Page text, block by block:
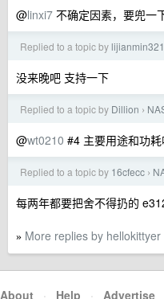
@linxi7 不确定因素，要兜一
Replied to a topic by lijianmin321
没来晚吧 支持一下
Replied to a topic by Dillion ›
@wt0210 #4 主要用途和功
Replied to a topic by 16cfecc ›
每两年都要把舍不得扔的
» More replies by hellokittyer
About · Help · Advertise